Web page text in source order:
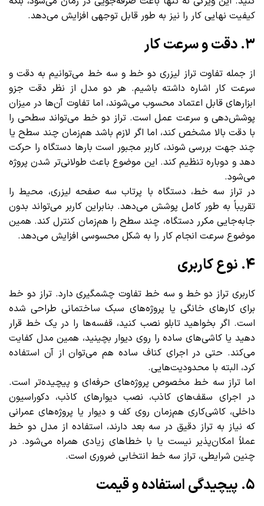
کیفیت نهایی کار را نیز به طور قابل توجهی افزایش می‌دهد.
۳. دقت و سرعت کار
از جمله تفاوت تراز لیزری دو خط و سه خط می‌توانیم به دقت و
سرعت کار اشاره داشته باشیم. هر دو مدل از نظر دقت جزو
ابزارهای قابل اعتماد محسوب می‌شوند، اما تفاوت آن‌ها در میزان
پوشش‌دهی و سرعت عمل است. تراز دو خط می‌تواند سطحی را
با دقت بالا مشخص کند، اما اگر لازم باشد هم‌زمان چند سطح یا
چند جهت بررسی شوند، کاربر مجبور است بارها دستگاه را حرکت
دهد و دوباره تنظیم کند. این موضوع باعث طولانی‌تر شدن پروژه
می‌شود.
در تراز سه خط، دستگاه با پرتاب سه صفحه لیزری، محیط را
تقریباً به طور کامل پوشش می‌دهد. بنابراین کاربر می‌تواند بدون
جابه‌جایی مکرر دستگاه، چند سطح را هم‌زمان کنترل کند. همین
موضوع سرعت انجام کار را به شکل محسوسی افزایش می‌دهد.
۴. نوع کاربری
کاربری تراز دو خط و سه خط تفاوت چشمگیری دارد. تراز دو خط
برای کارهای خانگی یا پروژه‌های سبک ساختمانی طراحی شده
است. اگر بخواهید تابلو نصب کنید، قفسه‌ها را در یک خط قرار
دهید یا کاشی‌های ساده را روی دیوار بچینید، همین مدل کفایت
می‌کند. حتی در اجرای کناف ساده هم می‌توان از آن استفاده
کرد، البته با محدودیت‌هایی.
اما تراز سه خط مخصوص پروژه‌های حرفه‌ای و پیچیده‌تر است.
در اجرای سقف‌های کاذب، نصب دیوارهای کاذب، دکوراسیون
داخلی، کاشی‌کاری هم‌زمان روی کف و دیوار یا پروژه‌های عمرانی
که نیاز به تراز دقیق در سه بعد دارند، استفاده از مدل دو خط
عملاً امکان‌پذیر نیست یا با خطاهای زیادی همراه می‌شود. در
چنین شرایطی، تراز سه خط انتخابی ضروری است.
۵. پیچیدگی استفاده و قیمت